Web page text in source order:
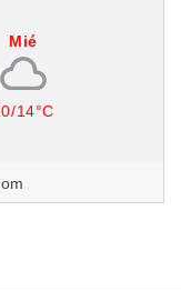
Mié
14°C